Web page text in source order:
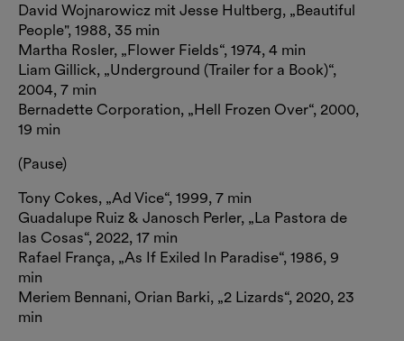
David Wojnarowicz mit Jesse Hultberg, „Beautiful
People", 1988, 35 min
Martha Rosler, „Flower Fields“, 1974, 4 min
Liam Gillick, „Underground (Trailer for a Book)“,
2004, 7 min
Bernadette Corporation, „Hell Frozen Over“, 2000,
19 min
(Pause)
Tony Cokes, „Ad Vice“, 1999, 7 min
Guadalupe Ruiz & Janosch Perler, „La Pastora de
las Cosas“, 2022, 17 min
Rafael França, „As If Exiled In Paradise“, 1986, 9
min
Meriem Bennani, Orian Barki, „2 Lizards“, 2020, 23
min